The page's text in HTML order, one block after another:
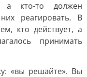
а кто-то должен
реагировать. В
кто действует, а
принимать
«вы решайте». Вы